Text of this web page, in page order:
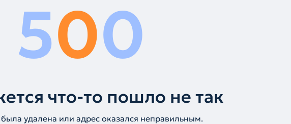
500
что-то пошло не так
удалена или адрес оказался неправильным.